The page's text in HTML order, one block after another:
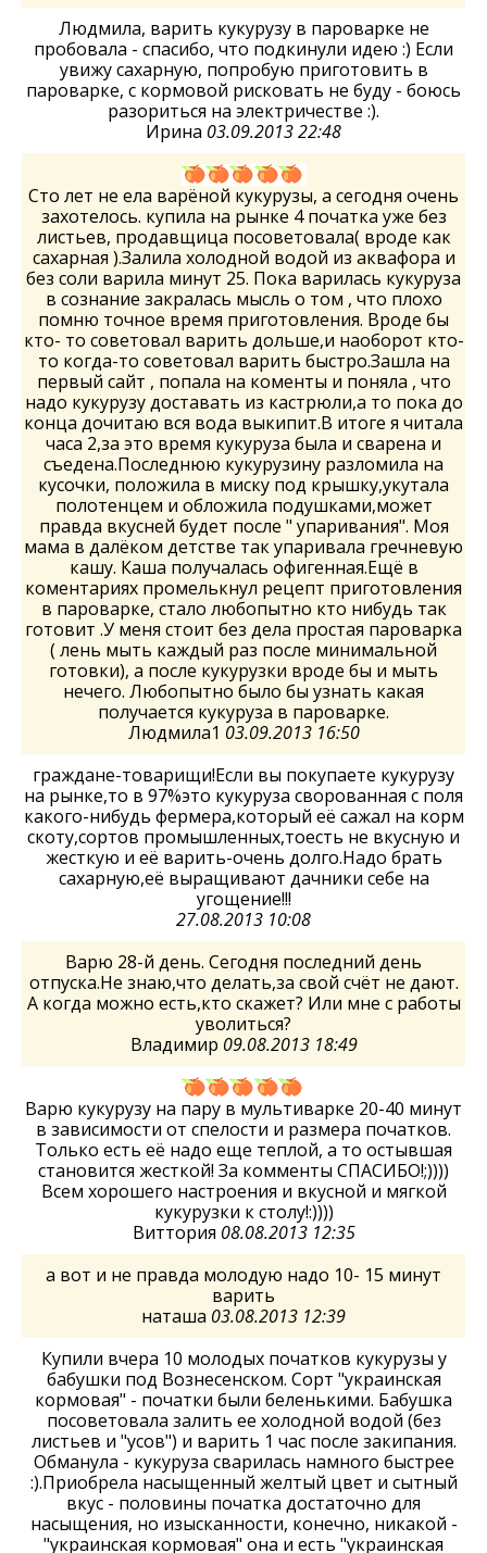
Людмила, варить кукурузу в пароварке не
пробовала - спасибо, что подкинули идею :) Если
увижу сахарную, попробую приготовить в
пароварке, с кормовой рисковать не буду - боюсь
разориться на электричестве :).
Ирина 03.09.2013 22:48
Сто лет не ела варёной кукурузы, а сегодня очень
захотелось. купила на рынке 4 початка уже без
листьев, продавщица посоветовала( вроде как
сахарная ).Залила холодной водой из аквафора и
без соли варила минут 25. Пока варилась кукуруза
в сознание закралась мысль о том , что плохо
помню точное время приготовления. Вроде бы
кто- то советовал варить дольше,и наоборот кто-
то когда-то советовал варить быстро.Зашла на
первый сайт , попала на коменты и поняла , что
надо кукурузу доставать из кастрюли,а то пока до
конца дочитаю вся вода выкипит.В итоге я читала
часа 2,за это время кукуруза была и сварена и
съедена.Последнюю кукурузину разломила на
кусочки, положила в миску под крышку,укутала
полотенцем и обложила подушками,может
правда вкусней будет после " упаривания". Моя
мама в далёком детстве так упаривала гречневую
кашу. Каша получалась офигенная.Ещё в
коментариях промелькнул рецепт приготовления
в пароварке, стало любопытно кто нибудь так
готовит .У меня стоит без дела простая пароварка
( лень мыть каждый раз после минимальной
готовки), а после кукурузки вроде бы и мыть
нечего. Любопытно было бы узнать какая
получается кукуруза в пароварке.
Людмила1 03.09.2013 16:50
граждане-товарищи!Если вы покупаете кукурузу
на рынке,то в 97%это кукуруза сворованная с поля
какого-нибудь фермера,который её сажал на корм
скоту,сортов промышленных,тоесть не вкусную и
жесткую и её варить-очень долго.Надо брать
сахарную,её выращивают дачники себе на
угощение!!!
27.08.2013 10:08
Варю 28-й день. Сегодня последний день
отпуска.Не знаю,что делать,за свой счёт не дают.
А когда можно есть,кто скажет? Или мне с работы
уволиться?
Владимир 09.08.2013 18:49
Варю кукурузу на пару в мультиварке 20-40 минут
в зависимости от спелости и размера початков.
Только есть её надо еще теплой, а то остывшая
становится жесткой! За комменты СПАСИБО!;))))
Всем хорошего настроения и вкусной и мягкой
кукурузки к столу!:))))
Виттория 08.08.2013 12:35
а вот и не правда молодую надо 10- 15 минут
варить
наташа 03.08.2013 12:39
Купили вчера 10 молодых початков кукурузы у
бабушки под Вознесенском. Сорт "украинская
кормовая" - початки были беленькими. Бабушка
посоветовала залить ее холодной водой (без
листьев и "усов") и варить 1 час после закипания.
Обманула - кукуруза сварилась намного быстрее
:).Приобрела насыщенный желтый цвет и сытный
вкус - половины початка достаточно для
насыщения, но изысканности, конечно, никакой -
"украинская кормовая" она и есть "украинская